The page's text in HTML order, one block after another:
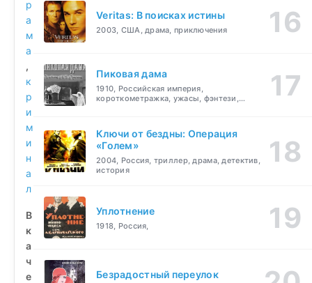
р
а
м
а
,
к
р
и
м
и
н
а
л
В
к
а
ч
е
Veritas: В поисках истины
2003, США, драма, приключения
Пиковая дама
1910, Российская империя,
короткометражка, ужасы, фэнтези,
Ключи от бездны: Операция
«Голем»
2004, Россия, триллер, драма, детектив,
история
Уплотнение
1918, Россия,
Безрадостный переулок